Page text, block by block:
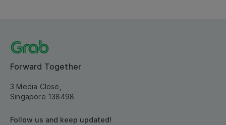
Forward Together
3 Media Close,
Singapore 138498
Follow us and keep updated!